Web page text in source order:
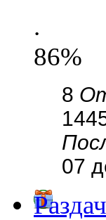
.
86%
8
07